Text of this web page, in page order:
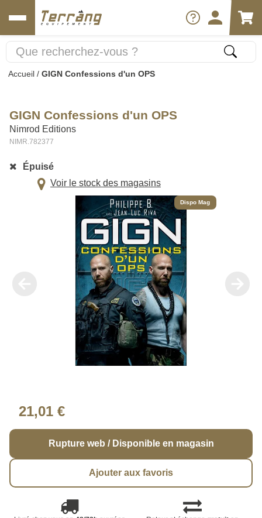
Accueil / GIGN Confessions d'un OPS
GIGN Confessions d'un OPS
Nimrod Editions
NIMR.782377
Épuisé
Voir le stock des magasins
Dispo Mag
21,01 €
Rupture web / Disponible en magasin
Ajouter aux favoris